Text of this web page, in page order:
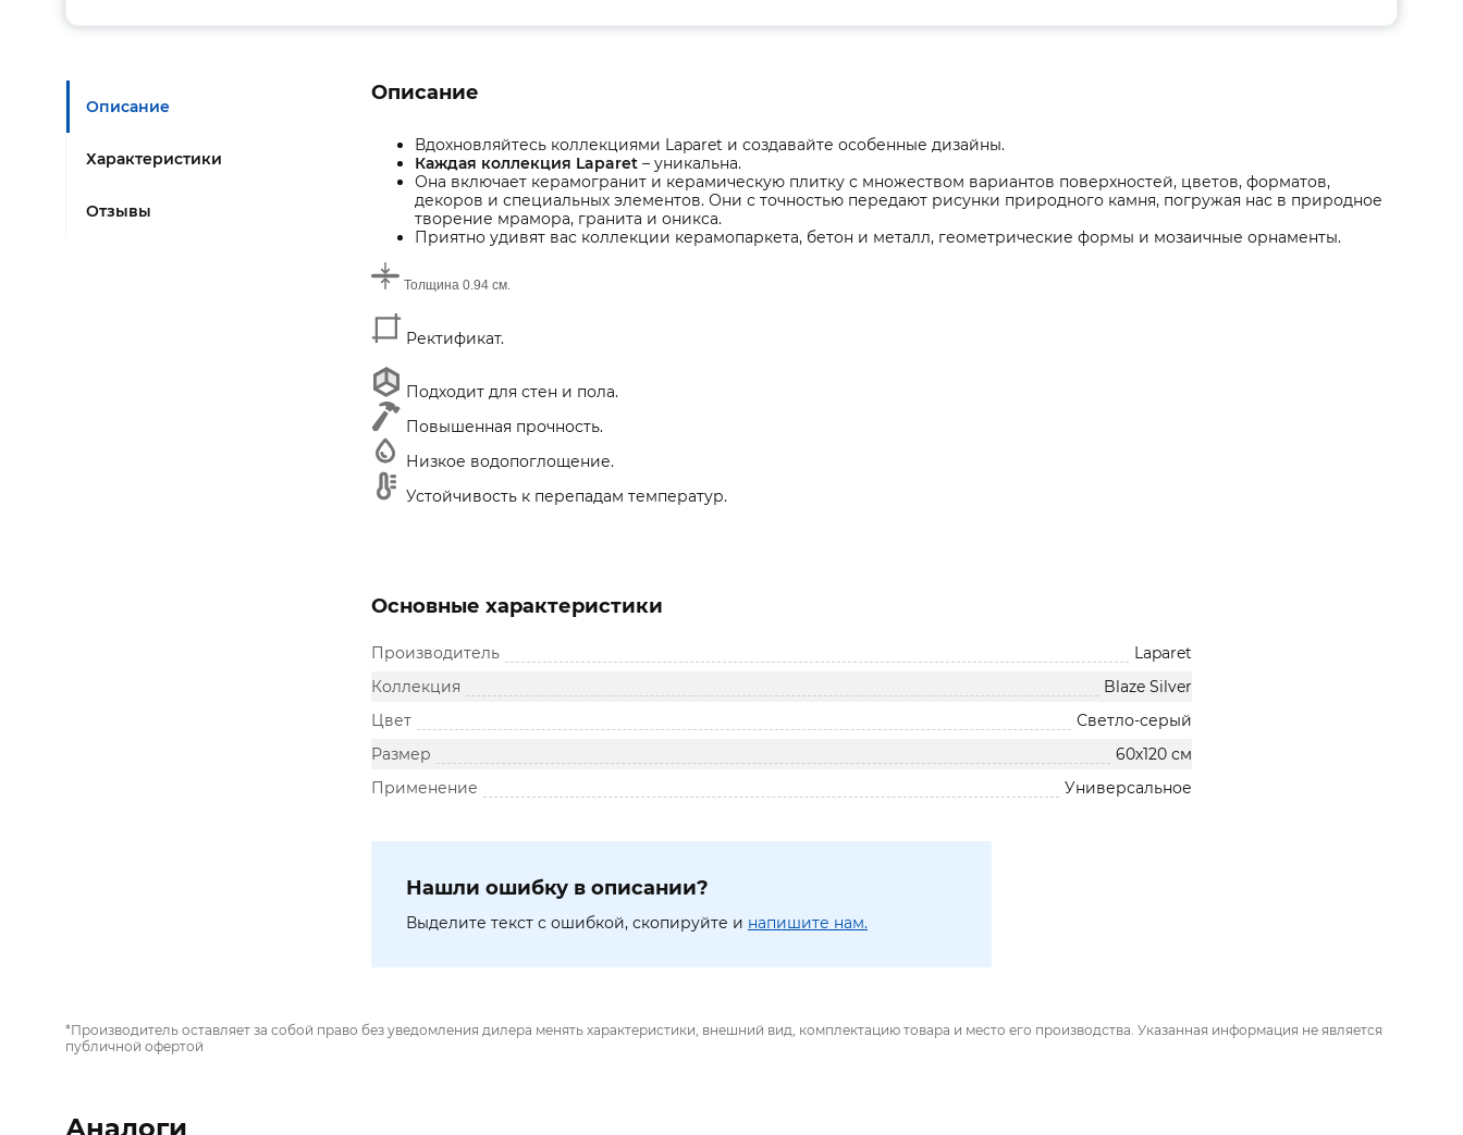
Описание
Характеристики
Отзывы
Описание
Вдохновляйтесь коллекциями Laparet и создавайте особенные дизайны.
Каждая коллекция Laparet – уникальна.
Она включает керамогранит и керамическую плитку с множеством вариантов поверхностей, цветов, форматов,
декоров и специальных элементов. Они с точностью передают рисунки природного камня, погружая нас в природное
творение мрамора, гранита и оникса.
Приятно удивят вас коллекции керамопаркета, бетон и металл, геометрические формы и мозаичные орнаменты.
Толщина 0.94 см.
Ректификат.
Подходит для стен и пола.
Повышенная прочность.
Низкое водопоглощение.
Устойчивость к перепадам температур.
Основные характеристики
Производитель
Laparet
Коллекция
Blaze Silver
Цвет
Светло-серый
Размер
60х120 см
Применение
Универсальное
Нашли ошибку в описании?
Выделите текст с ошибкой, скопируйте и напишите нам.
*Производитель оставляет за собой право без уведомления дилера менять характеристики, внешний вид, комплектацию товара и место его производства. Указанная информация не является
публичной офертой
Аналоги